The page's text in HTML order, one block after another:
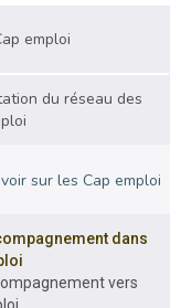
emploi
du réseau des
sur les Cap emploi
dans
vers